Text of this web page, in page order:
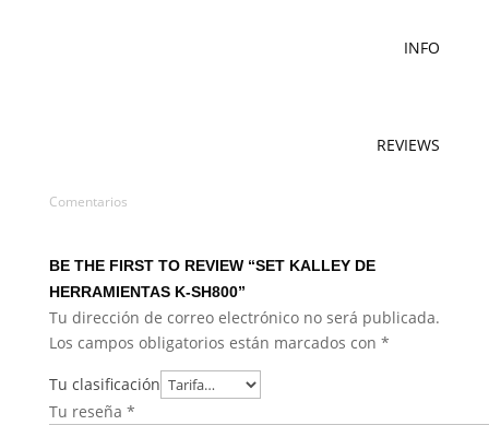
INFO
REVIEWS
Comentarios
BE THE FIRST TO REVIEW “SET KALLEY DE
HERRAMIENTAS K-SH800”
Tu dirección de correo electrónico no será publicada.
Los campos obligatorios están marcados con *
Tu clasificación
Tu reseña *